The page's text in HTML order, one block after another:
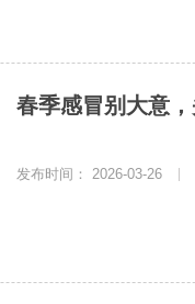
春季感冒别大意
发布时间： 2026-03-26